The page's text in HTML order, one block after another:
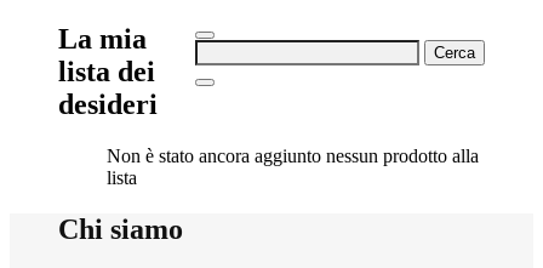
Ricerca
per:
La mia
lista dei
desideri
Non è stato ancora aggiunto nessun prodotto alla
lista
Chi siamo